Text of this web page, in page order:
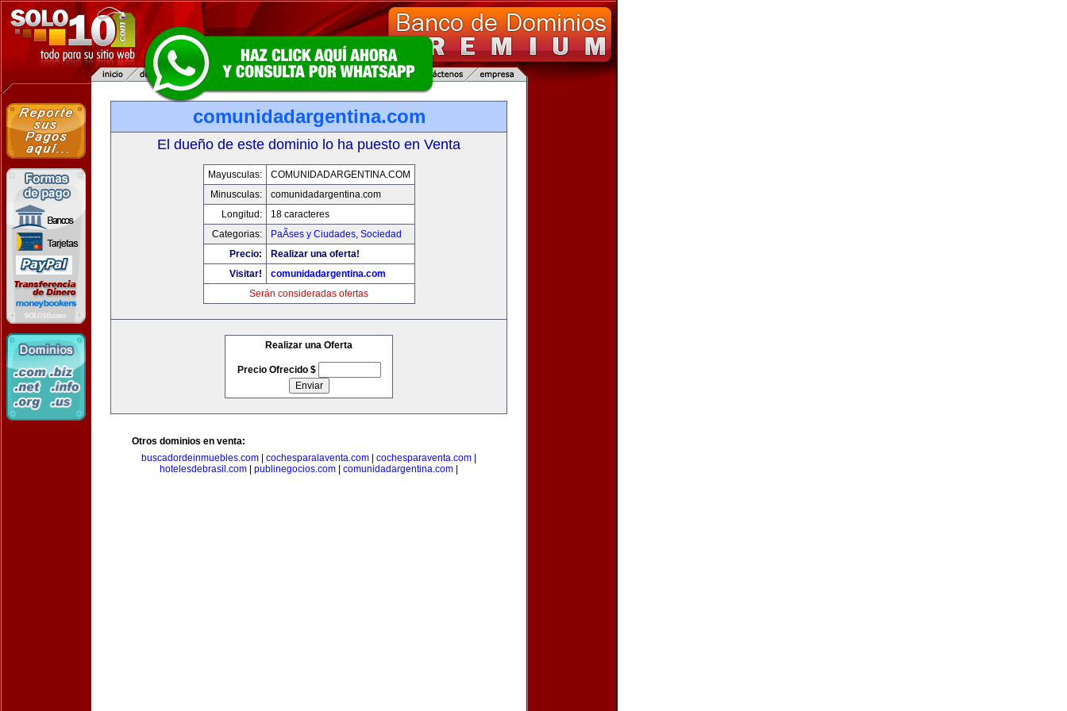
comunidadargentina.com
El dueño de este dominio lo ha puesto en Venta
Mayusculas:
COMUNIDADARGENTINA.COM
Minusculas:
comunidadargentina.com
Longitud:
18 caracteres
Categorias:
PaÃ­ses y Ciudades, Sociedad
Precio:
Realizar una oferta!
Visitar!
comunidadargentina.com
Serán consideradas ofertas
Realizar una Oferta
Precio Ofrecido $
Otros dominios en venta:
buscadordeinmuebles.com
cochesparalaventa.com cochesparaventa.com
hotelesdebrasil.com
publinegocios.com comunidadargentina.com